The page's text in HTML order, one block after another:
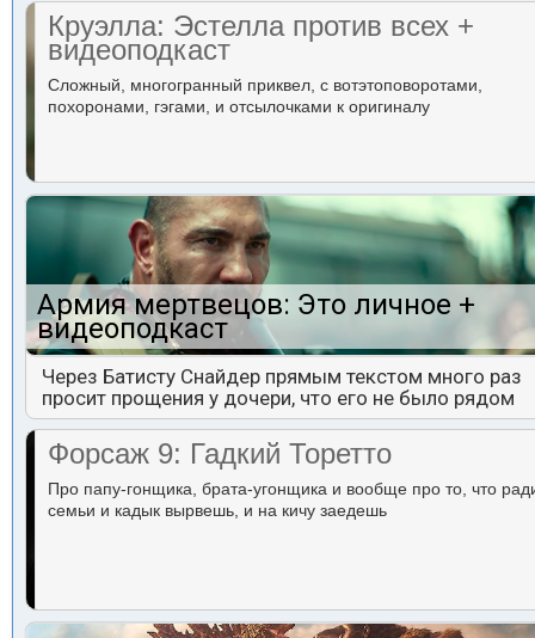
Круэлла: Эстелла против всех +
видеоподкаст
Сложный, многогранный приквел, с вотэтоповоротами,
похоронами, гэгами, и отсылочками к оригиналу
Армия мертвецов: Это личное +
видеоподкаст
Через Батисту Снайдер прямым текстом много раз
просит прощения у дочери, что его не было рядом
Форсаж 9: Гадкий Торетто
Про папу-гонщика, брата-угонщика и вообще про то, что
семьи и кадык вырвешь, и на кичу заедешь